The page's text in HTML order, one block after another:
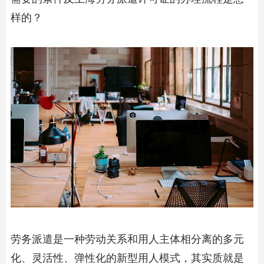
样的？
劳务派遣是一种劳动关系和用人主体相分离的多元
化、灵活性、弹性化的新型用人模式，其实质就是